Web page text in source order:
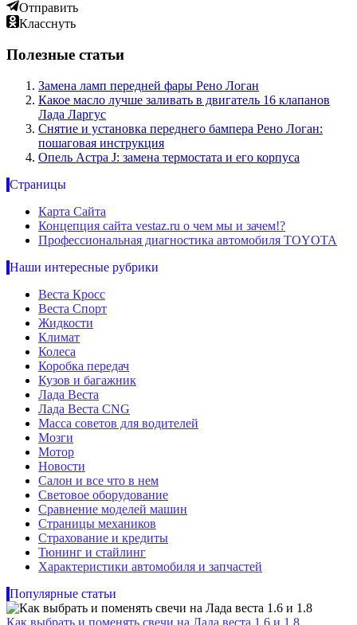
Отправить
Класснуть
Полезные статьи
Замена ламп передней фары Рено Логан
Какое масло лучше заливать в двигатель 16 клапанов
Лада Ларгус
Снятие и установка переднего бампера Рено Логан:
пошаговая инструкция
Опель Астра J: замена термостата и его корпуса
Страницы
Карта Сайта
Концепция сайта vestaz.ru о чем мы и зачем!?
Профессиональная диагностика автомобиля TOYOTA
Наши интересные рубрики
Веста Кросс
Веста Спорт
Жидкости
Климат
Колеса
Коробка передач
Кузов и багажник
Лада Веста
Лада Веста CNG
Масса советов для водителей
Мозги
Мотор
Новости
Салон и все что в нем
Световое оборудование
Сравнение моделей машин
Страницы механиков
Страхование и кредиты
Тюнинг и стайлинг
Характеристики автомобиля и запчастей
Популярные статьи
Как выбрать и поменять свечи на Лада веста 1.6 и 1.8